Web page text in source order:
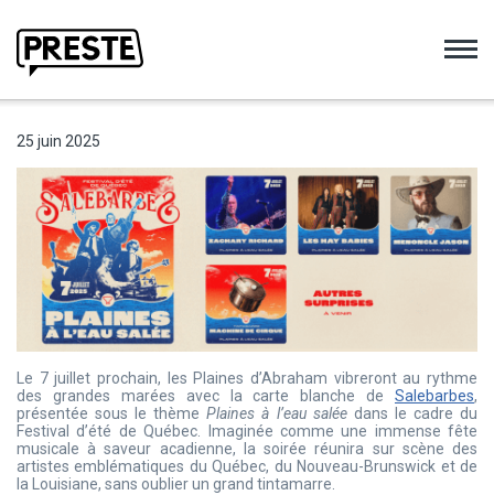
25 juin 2025
Le 7 juillet prochain, les Plaines d’Abraham vibreront au rythme
des grandes marées avec la carte blanche de Salebarbes,
présentée sous le thèmePlaines à l’eau saléedans le cadre du
Festival d’été de Québec. Imaginée comme une immense fête
musicale à saveur acadienne, la soirée réunira sur scène des
artistes emblématiques du Québec, du Nouveau-Brunswick et de
la Louisiane, sans oublier un grand tintamarre.